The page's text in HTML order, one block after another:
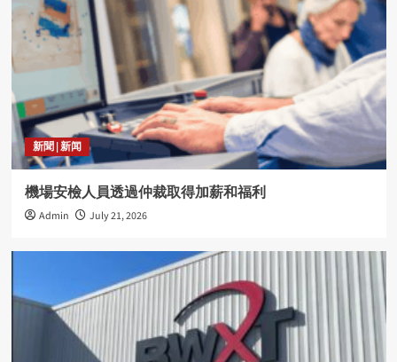
新聞 | 新闻
機場安檢人員透過仲裁取得加薪和福利
Admin July 21, 2026